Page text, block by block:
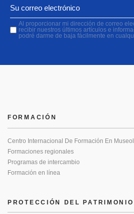
Al proporcionar mi dirección de correo
recibir nuestros últimos artículos e
podré darme de baja fácilmente en
PROTECCIÓN DEL PATRIMONIO
FORMACIÓN
Centro Internacional De Formación En
Formaciones regionales
Programas de intercambio
Formación en línea